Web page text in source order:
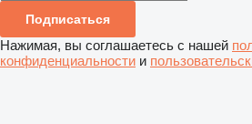
Подписаться
Нажимая, вы соглашаетесь с нашей
конфиденциальности и